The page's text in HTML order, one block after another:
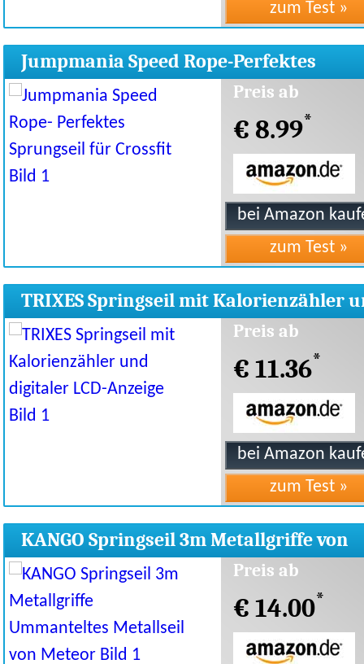
Jumpmania Speed Rope-Perfektes
Sprungseil für Crossfit
Preis ab
€ 8.99*
TRIXES Springseil mit Kalorienzähler
LCD-Anzeige
Preis ab
€ 11.36*
KANGO Springseil 3m Metallgriffe von
Meteor
Preis ab
€ 14.00*